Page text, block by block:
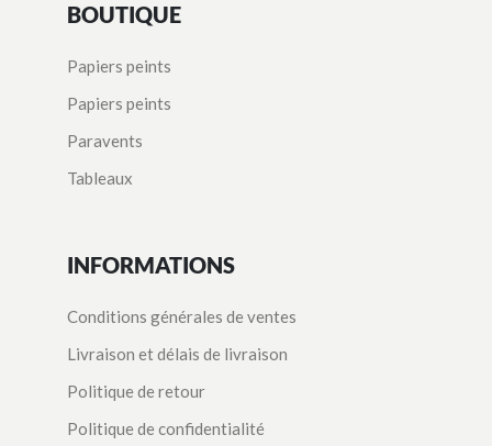
BOUTIQUE
Papiers peints
Papiers peints
Paravents
Tableaux
INFORMATIONS
Conditions générales de ventes
Livraison et délais de livraison
Politique de retour
Politique de confidentialité